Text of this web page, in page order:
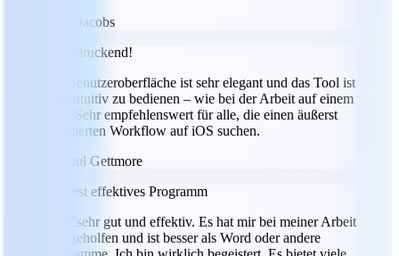
Jeff Jacobs
Beeindruckend!
Die Benutzeroberfläche ist sehr elegant und das Tool ist
sehr intuitiv zu bedienen – wie bei der Arbeit auf einem
Mac. Sehr empfehlenswert für alle, die einen äußerst
optimierten Workflow auf iOS suchen.
Paul Gettmore
Äußerst effektives Programm
Es ist sehr gut und effektiv. Es hat mir bei meiner Arbeit
sehr geholfen und ist besser als Word oder andere